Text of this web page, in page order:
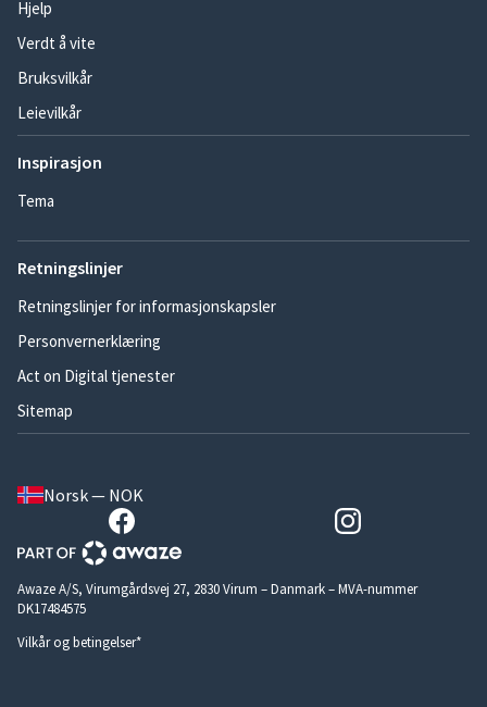
Hjelp
Verdt å vite
Bruksvilkår
Leievilkår
Inspirasjon
Tema
Retningslinjer
Retningslinjer for informasjonskapsler
Personvernerklæring
Act on Digital tjenester
Sitemap
Norsk — NOK
Awaze A/S, Virumgårdsvej 27, 2830 Virum – Danmark – MVA-nummer
DK17484575
Vilkår og betingelser*